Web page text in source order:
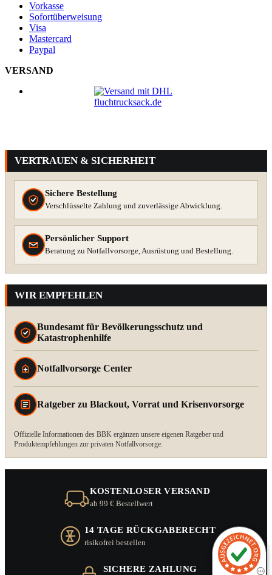
Vorkasse
Sofortüberweisung
Visa
Mastercard
Paypal
VERSAND
VERTRAUEN & SICHERHEIT
Sichere Bestellung
Verschlüsselte Zahlung und zuverlässige Abwicklung.
Persönlicher Support
Beratung zu Notfallvorsorge, Ausrüstung und Bestellung.
WIR EMPFEHLEN
Bundesamt für Bevölkerungsschutz und
Katastrophenhilfe
Notfallvorsorge Center
Ratgeber zu Blackout, Vorrat und Krisenvorsorge
Offizielle Informationen des BBK ergänzen unsere eigenen Ratgeber und
Produktempfehlungen zur privaten Notfallvorsorge.
KOSTENLOSER VERSAND
ab 99 € Bestellwert
14 TAGE RÜCKGABERECHT
risikofrei bestellen
SICHERE ZAHLUNG